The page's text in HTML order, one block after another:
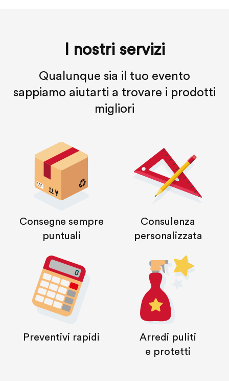
I nostri servizi
Qualunque sia il tuo evento
sappiamo aiutarti a trovare i prodotti
migliori
Consegne sempre
puntuali
Consulenza
personalizzata
Preventivi rapidi
Arredi puliti
e protetti